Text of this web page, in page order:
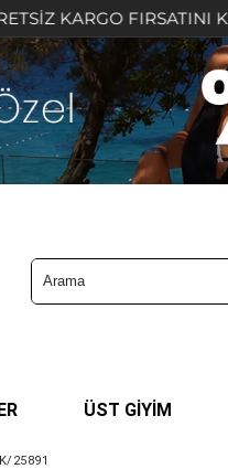
KAÇIRMAYIN! 🤍
ÜST GİYİM
25891